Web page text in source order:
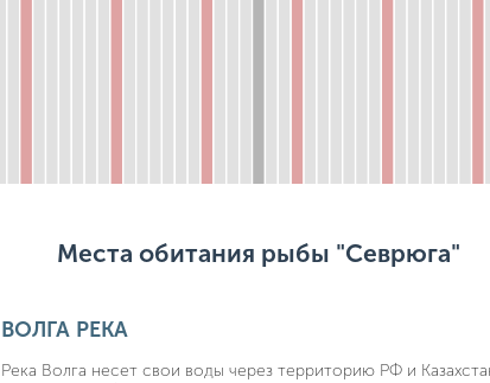
Места обитания рыбы "Севрюга"
ВОЛГА РЕКА
Река Волга несет свои воды через территорию РФ и